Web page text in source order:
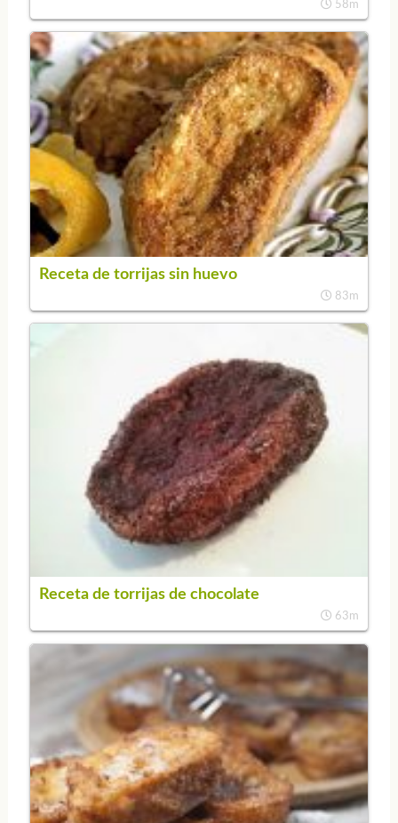
58m
Receta de torrijas sin huevo
83m
Receta de torrijas de chocolate
63m